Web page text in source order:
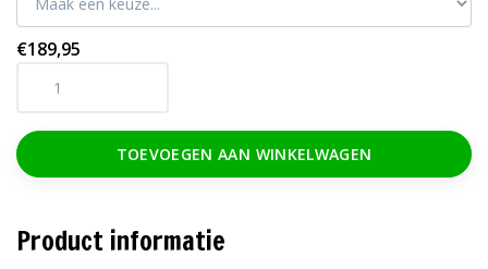
€189,95
TOEVOEGEN AAN WINKELWAGEN
Product informatie